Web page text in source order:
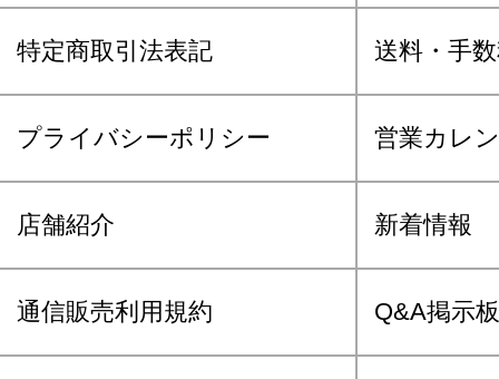
特定商取引法表記 送料・手
プライバシーポリシー 営業カレ
店舗紹介 新着情報
通信販売利用規約 Q&A掲示板